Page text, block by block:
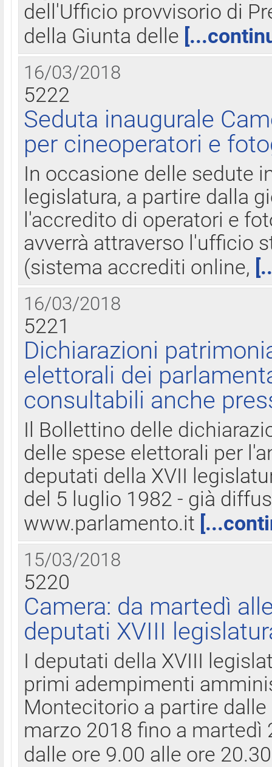
dell'Ufficio provvisorio di
della Giunta delle
16/03/2018
5222
Seduta inaugurale
per cineoperatori e
In occasione delle sedute
legislatura, a partire dalla
l'accredito di operatori e
avverrà attraverso l'ufficio
(sistema accrediti online,
16/03/2018
5221
Dichiarazioni
elettorali dei
consultabili anche
Il Bollettino delle
delle spese elettorali per
deputati della XVII
del 5 luglio 1982 - già
www.parlamento.it
15/03/2018
5220
Camera: da martedì
deputati XVIII
I deputati della XVIII
primi adempimenti
Montecitorio a partire
marzo 2018 fino a
dalle ore 9.00 alle ore